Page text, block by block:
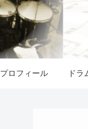
プロフィール ドラ